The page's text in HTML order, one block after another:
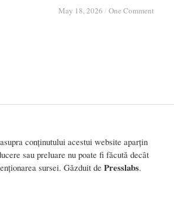
May 18, 2026 / One Comment
May 18, 2026 / One Comment
conținutului acestui website aparțin
sau preluare nu poate fi făcută decât
sursei. Găzduit de Presslabs.